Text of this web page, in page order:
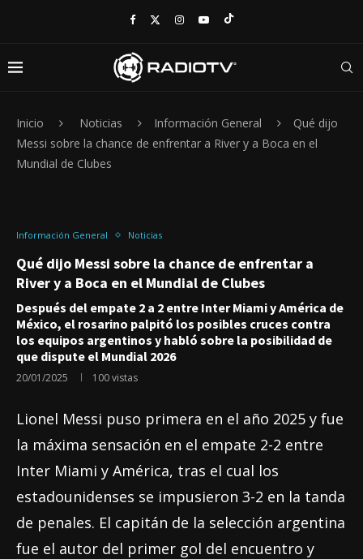
Inicio Noticias Información General
Qué dijo
Messi sobre la chance de enfrentar a River y a Boca en el
Mundial de Clubes
Información General Noticias
Qué dijo Messi sobre la chance de enfrentar a
River y a Boca en el Mundial de Clubes
Después del empate 2 a 2 entre Inter Miami y América de
México, el rosarino palpitó los posibles cruces contra
los equipos argentinos y habló sobre la posibilidad de
que dispute el Mundial 2026
20/01/2025 100vistas
Lionel Messi puso primera en el año 2025 y fue
la máxima sensación en el empate 2-2 entre
Inter Miami y América, tras el cual los
estadounidenses se impusieron 3-2 en la tanda
de penales. El capitán de la selección argentina
fue el autor del primer gol del encuentro y